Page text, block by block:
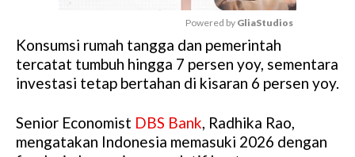
M
u
t
Powered by GliaStudios
Konsumsi rumah tangga dan pemerintah
tercatat tumbuh hingga 7 persen yoy, sementara
investasi tetap bertahan di kisaran 6 persen yoy.
Senior Economist DBS Bank, Radhika Rao,
mengatakan Indonesia memasuki 2026 dengan